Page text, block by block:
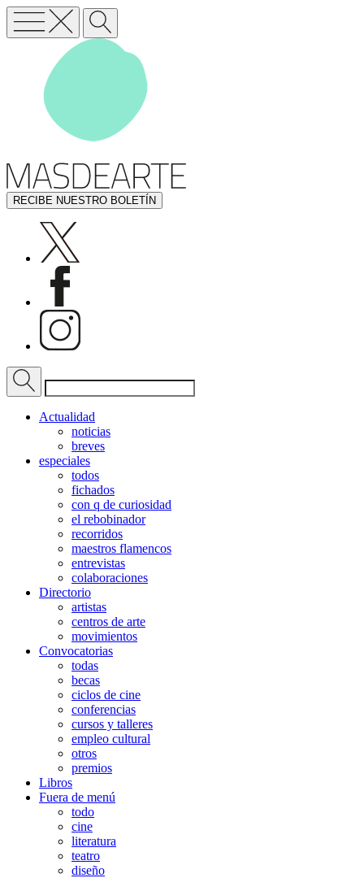
RECIBE NUESTRO BOLETÍN
Actualidad
noticias
breves
especiales
todos
fichados
con q de curiosidad
el rebobinador
recorridos
maestros flamencos
entrevistas
colaboraciones
Directorio
artistas
centros de arte
movimientos
Convocatorias
todas
becas
ciclos de cine
conferencias
cursos y talleres
empleo cultural
otros
premios
Libros
Fuera de menú
todo
cine
literatura
teatro
diseño